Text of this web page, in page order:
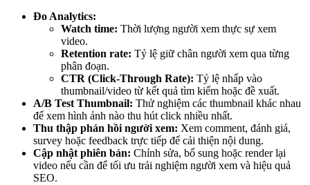
Đo Analytics:
Watch time: Thời lượng người xem thực sự xem
video.
Retention rate: Tỷ lệ giữ chân người xem qua từng
phân đoạn.
CTR (Click-Through Rate): Tỷ lệ nhấp vào
thumbnail/video từ kết quả tìm kiếm hoặc đề xuất.
A/B Test Thumbnail: Thử nghiệm các thumbnail khác nhau
để xem hình ảnh nào thu hút click nhiều nhất.
Thu thập phản hồi người xem: Xem comment, đánh giá,
survey hoặc feedback trực tiếp để cải thiện nội dung.
Cập nhật phiên bản: Chỉnh sửa, bổ sung hoặc render lại
video nếu cần để tối ưu trải nghiệm người xem và hiệu quả
SEO.